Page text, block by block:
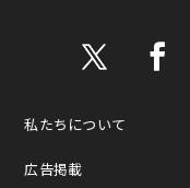
私たちについて
広告掲載